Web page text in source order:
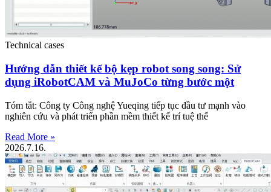
Technical cases
Hướng dẫn thiết kế bộ kẹp robot song song: Sử
dụng iRobotCAM và MuJoCo từng bước một
Tóm tắt: Công ty Công nghệ Yueqing tiếp tục đầu tư mạnh vào
nghiên cứu và phát triển phần mềm thiết kế trí tuệ thể
Read More »
2026.7.16.